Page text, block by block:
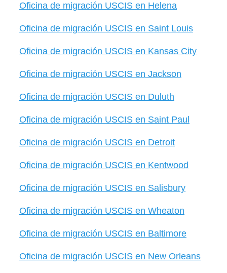
Oficina de migración USCIS en Helena
Oficina de migración USCIS en Saint Louis
Oficina de migración USCIS en Kansas City
Oficina de migración USCIS en Jackson
Oficina de migración USCIS en Duluth
Oficina de migración USCIS en Saint Paul
Oficina de migración USCIS en Detroit
Oficina de migración USCIS en Kentwood
Oficina de migración USCIS en Salisbury
Oficina de migración USCIS en Wheaton
Oficina de migración USCIS en Baltimore
Oficina de migración USCIS en New Orleans